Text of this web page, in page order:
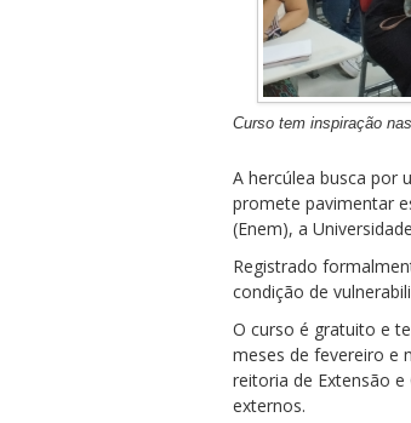
Curso tem inspiração
A hercúlea busca por
promete pavimentar
(Enem), a
Registrado
condição de
O curso é gratuito e
meses de fevereiro e
reitoria de Extensão
externos.